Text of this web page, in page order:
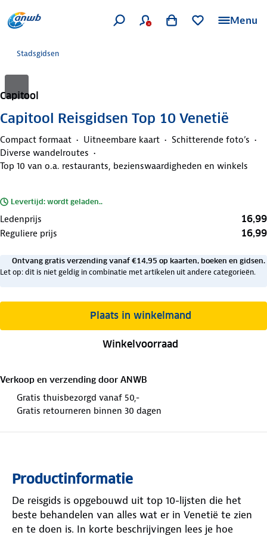
Menu
Stadsgidsen
Capitool
Capitool Reisgidsen Top 10 Venetië
Compact formaat Uitneembare kaart
Schitterende foto’s
Diverse wandelroutes
Top 10 van o.a. restaurants, bezienswaardigheden en winkels
Levertijd: wordt geladen..
Ledenprijs 16,99
Reguliere prijs 16,99
Ontvang gratis verzending vanaf €14,95 op kaarten, boeken en gidsen.
Let op: dit is niet geldig in combinatie met artikelen uit andere categorieën.
Plaats in winkelmand
Winkelvoorraad
Verkoop en verzending door ANWB
Gratis thuisbezorgd vanaf 50,-
Gratis retourneren binnen 30 dagen
Productinformatie
De reisgids is opgebouwd uit top 10-lijsten die het
beste behandelen van alles wat er in Venetië te zien
en te doen is. In korte beschrijvingen lees je hoe